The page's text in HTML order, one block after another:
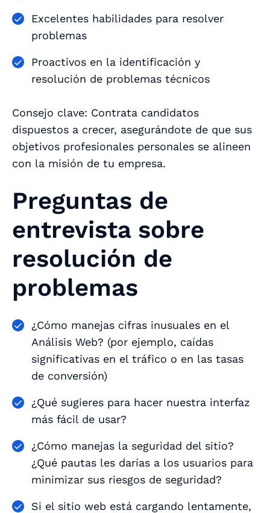
Excelentes habilidades para resolver
problemas
Proactivos en la identificación y
resolución de problemas técnicos
Consejo clave: Contrata candidatos
dispuestos a crecer, asegurándote de que sus
objetivos profesionales personales se alineen
con la misión de tu empresa.
Preguntas de
entrevista sobre
resolución de
problemas
¿Cómo manejas cifras inusuales en el
Análisis Web? (por ejemplo, caídas
significativas en el tráfico o en las tasas
de conversión)
¿Qué sugieres para hacer nuestra interfaz
más fácil de usar?
¿Cómo manejas la seguridad del sitio?
¿Qué pautas les darías a los usuarios para
minimizar sus riesgos de seguridad?
Si el sitio web está cargando lentamente,